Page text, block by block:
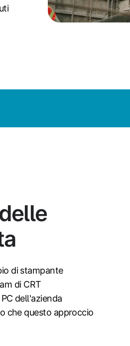
di stampante
di CRT
dell'azienda
che questo approccio